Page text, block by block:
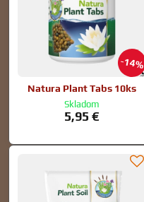
14%
Natura Plant Tabs 10ks
Skladom
5,95 €